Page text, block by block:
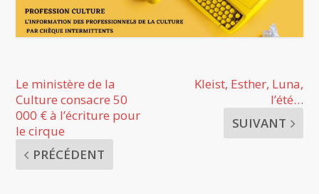
Le ministère de la
Culture consacre 50
000 € à l’écriture pour
le cirque
PRÉCÉDENT
Kleist, Esther, Luna,
l’été…
SUIVANT